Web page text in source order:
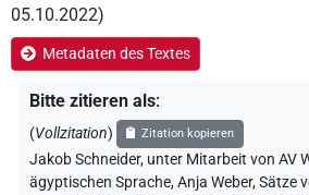
05.10.2022)
Metadaten des Textes
Bitte zitieren als:
(Vollzitation) Zitation kopieren
Jakob Schneider, unter Mitarbeit von AV
ägyptischen Sprache, Anja Weber,Sätze